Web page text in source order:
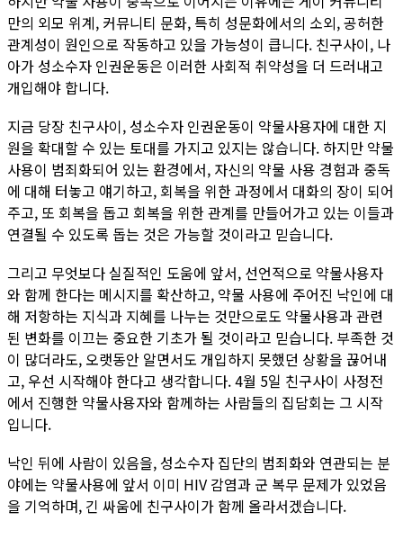
만의 외모 위계, 커뮤니티 문화, 특히 성문화에서의 소외, 공허한
관계성이 원인으로 작동하고 있을 가능성이 큽니다. 친구사이, 나
아가 성소수자 인권운동은 이러한 사회적 취약성을 더 드러내고
개입해야 합니다.
지금 당장 친구사이, 성소수자 인권운동이 약물사용자에 대한 지
원을 확대할 수 있는 토대를 가지고 있지는 않습니다. 하지만 약물
사용이 범죄화되어 있는 환경에서, 자신의 약물 사용 경험과 중독
에 대해 터놓고 얘기하고, 회복을 위한 과정에서 대화의 장이 되어
주고, 또 회복을 돕고 회복을 위한 관계를 만들어가고 있는 이들과
연결될 수 있도록 돕는 것은 가능할 것이라고 믿습니다.
그리고 무엇보다 실질적인 도움에 앞서, 선언적으로 약물사용자
와 함께 한다는 메시지를 확산하고, 약물 사용에 주어진 낙인에 대
해 저항하는 지식과 지혜를 나누는 것만으로도 약물사용과 관련
된 변화를 이끄는 중요한 기초가 될 것이라고 믿습니다. 부족한 것
이 많더라도, 오랫동안 알면서도 개입하지 못했던 상황을 끊어내
고, 우선 시작해야 한다고 생각합니다. 4월 5일 친구사이 사정전
에서 진행한 약물사용자와 함께하는 사람들의 집담회는 그 시작
입니다.
낙인 뒤에 사람이 있음을, 성소수자 집단의 범죄화와 연관되는 분
야에는 약물사용에 앞서 이미 HIV 감염과 군 복무 문제가 있었음
을 기억하며, 긴 싸움에 친구사이가 함께 올라서겠습니다.